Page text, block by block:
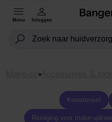
Menu Inloggen
Accessoires & tools
Kwastenset
Reiniging voor make-